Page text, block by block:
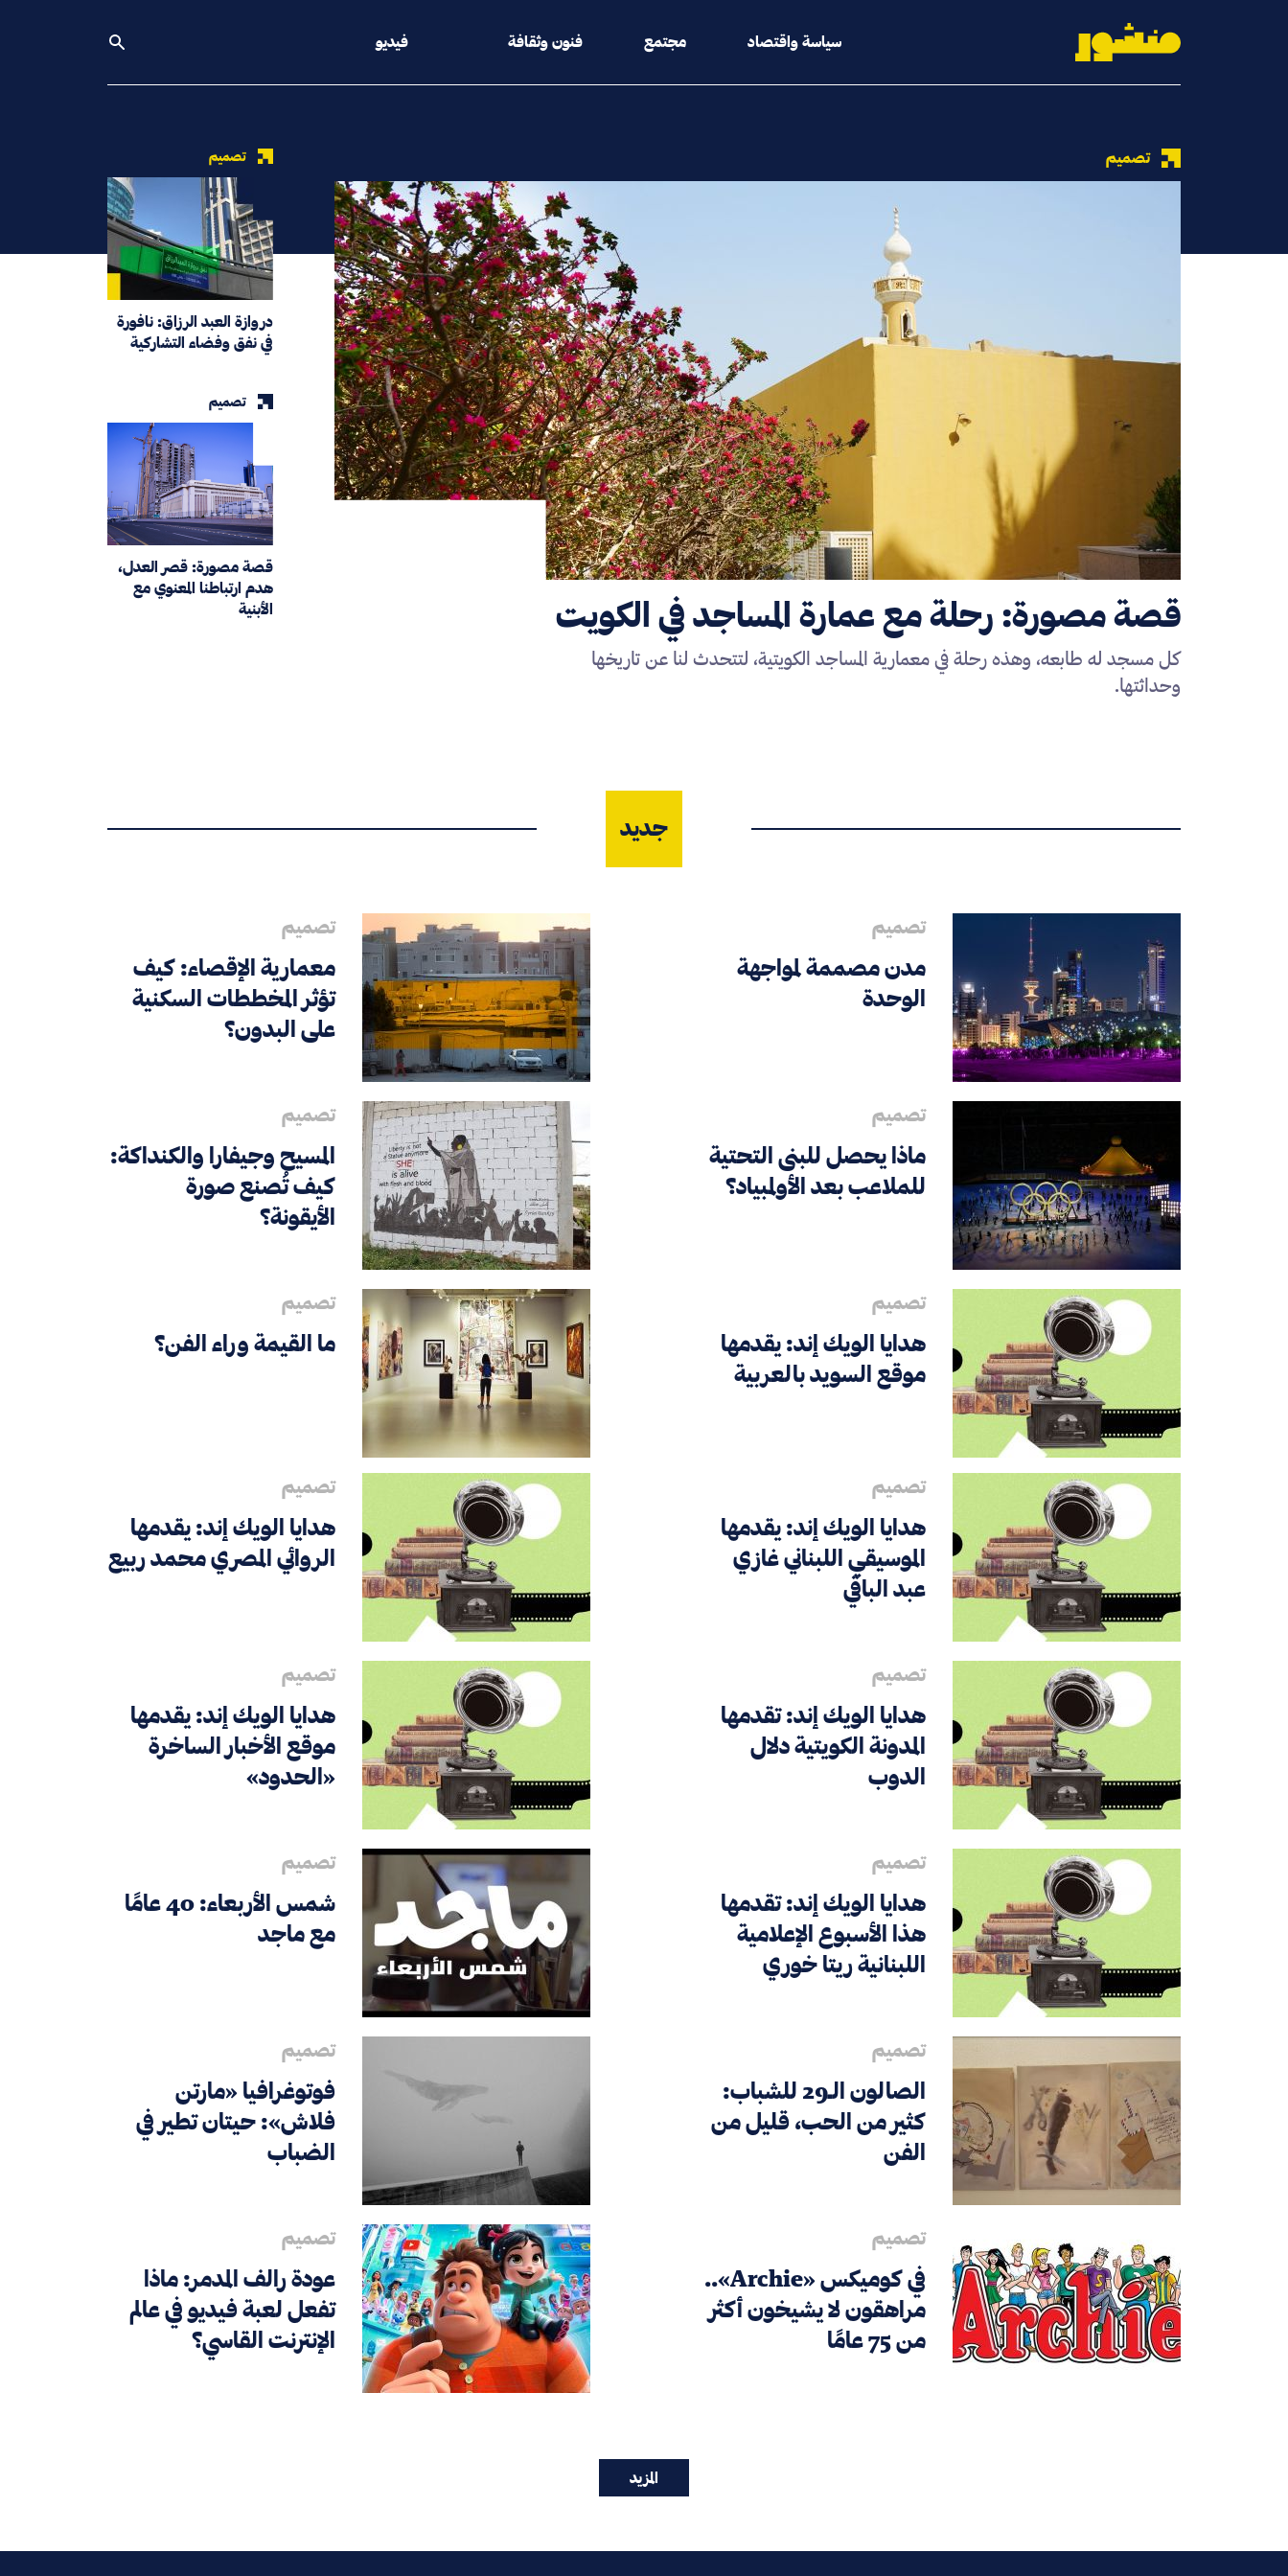
الصفحة الرئيسية سياسة واقتصاد مجتمع فنون وثقافة فيديو
تصميم
قصة مصورة: رحلة مع عمارة المساجد في الكويت
كل مسجد له طابعه، وهذه رحلة في معمارية المساجد الكويتية، لتتحدث لنا عن تاريخها
وحداثتها.
تصميم
دروازة العبد الرزاق: نافورة
في نفق وفضاء التشاركية
تصميم
قصة مصورة: قصر العدل،
هدم ارتباطنا المعنوي مع
الأبنية
جديد
تصميم
مدن مصممة لمواجهة
الوحدة
تصميم
معمارية الإقصاء: كيف
تؤثر المخططات السكنية
على البدون؟
تصميم
ماذا يحصل للبنى التحتية
للملاعب بعد الأولمبياد؟
تصميم
المسيح وجيفارا والكنداكة:
كيف تُصنع صورة
الأيقونة؟
تصميم
هدايا الويك إند: يقدمها
موقع السويد بالعربية
تصميم
ما القيمة وراء الفن؟
تصميم
هدايا الويك إند: يقدمها
الموسيقي اللبناني غازي
عبد الباقي
تصميم
هدايا الويك إند: يقدمها
الروائي المصري محمد ربيع
تصميم
هدايا الويك إند: تقدمها
المدونة الكويتية دلال
الدوب
تصميم
هدايا الويك إند: يقدمها
موقع الأخبار الساخرة
«الحدود»
تصميم
هدايا الويك إند: تقدمها
هذا الأسبوع الإعلامية
اللبنانية ريتا خوري
تصميم
شمس الأربعاء: 40 عامًا
مع ماجد
تصميم
الصالون الـ29 للشباب:
كثير من الحب، قليل من
الفن
تصميم
فوتوغرافيا «مارتن
فلاش»: حيتان تطير في
الضباب
تصميم
في كوميكس «Archie»..
مراهقون لا يشيخون أكثر
من 75 عامًا
تصميم
عودة رالف المدمر: ماذا
تفعل لعبة فيديو في عالم
الإنترنت القاسي؟
المزيد